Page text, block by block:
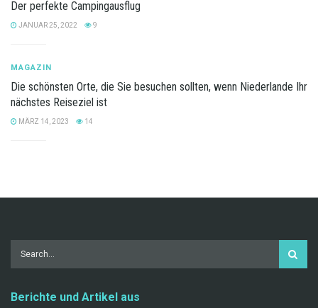
Der perfekte Campingausflug
JANUAR 25, 2022 9
MAGAZIN
Die schönsten Orte, die Sie besuchen sollten, wenn Niederlande Ihr
nächstes Reiseziel ist
MÄRZ 14, 2023 14
Berichte und Artikel aus